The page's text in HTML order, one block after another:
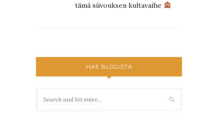
tämä siivouksen kultavaihe
HAE BLOGISTA